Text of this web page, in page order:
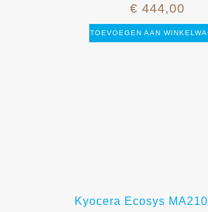
€ 444,00
TOEVOEGEN AAN
Kyocera Ecosys